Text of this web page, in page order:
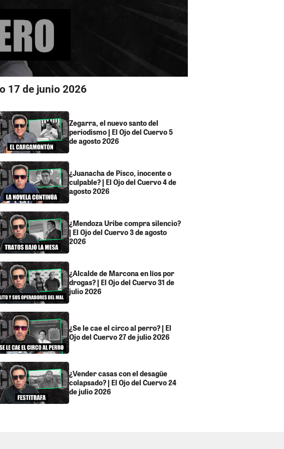
17 de junio 2026
Zegarra, el nuevo santo del
periodismo | El Ojo del Cuervo 5
de agosto 2026
¿Juanacha de Pisco, inocente o
culpable? | El Ojo del Cuervo 4 de
agosto 2026
¿Mendoza Uribe compra silencio?
| El Ojo del Cuervo 3 de agosto
2026
¿Alcalde de Marcona en líos por
drogas? | El Ojo del Cuervo 31 de
julio 2026
¿Se le cae el circo al perro? | El
Ojo del Cuervo 27 de julio 2026
¿Vender casas con el desagüe
colapsado? | El Ojo del Cuervo 24
de julio 2026